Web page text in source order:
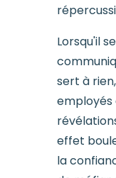
Lorsqu'il
sert à
employés
effet
la